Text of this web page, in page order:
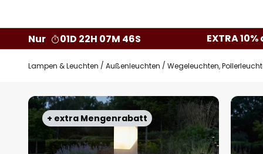
Nur
01D 22H 07M 45S EXTRA
Lampen & Leuchten Außenleuchten Wegeleuchten,
+ extra Mengenrabatt
Zum
Ende
der
Bildgalerie